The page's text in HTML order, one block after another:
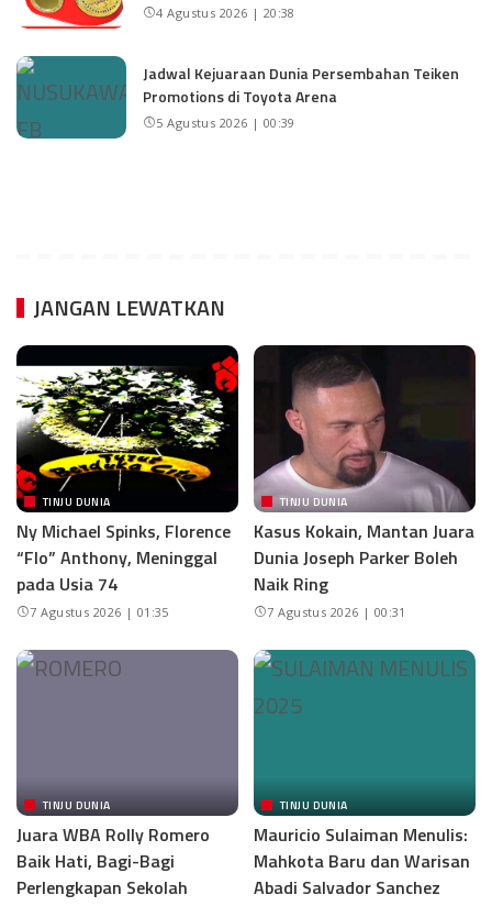
4 Agustus 2026 | 20:38
Jadwal Kejuaraan Dunia Persembahan Teiken
Promotions di Toyota Arena
5 Agustus 2026 | 00:39
JANGAN LEWATKAN
TINJU DUNIA
Ny Michael Spinks, Florence
“Flo” Anthony, Meninggal
pada Usia 74
7 Agustus 2026 | 01:35
TINJU DUNIA
Kasus Kokain, Mantan Juara
Dunia Joseph Parker Boleh
Naik Ring
7 Agustus 2026 | 00:31
TINJU DUNIA
Juara WBA Rolly Romero
Baik Hati, Bagi-Bagi
Perlengkapan Sekolah
TINJU DUNIA
Mauricio Sulaiman Menulis:
Mahkota Baru dan Warisan
Abadi Salvador Sanchez